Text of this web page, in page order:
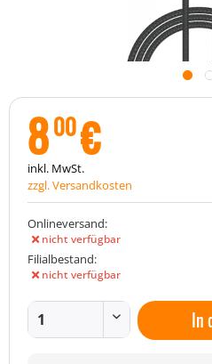
800€
inkl. MwSt.
zzgl. Versandkosten
Onlineversand:
nicht verfügbar
Filialbestand:
nicht verfügbar
In